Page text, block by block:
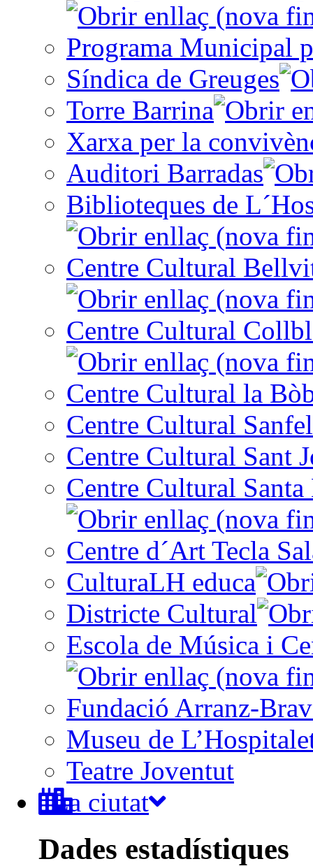
Programa Municipal
Síndica de Greuges
Torre Barrina
Xarxa per la
Auditori Barradas
Biblioteques de
Centre Cultural
Centre Cultural
Centre Cultural la
Centre Cultural
Centre Cultural Sant
Centre Cultural
Centre d´Art Tecla
CulturaLH educa
Districte Cultural
Escola de Música i
Fundació Arranz-
Museu de
Teatre Joventut
La ciutat
Dades estadístiques